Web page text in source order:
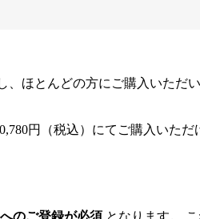
、ほとんどの方にご購入いただ
円（税込）にてご購入いただ
のご登録が必須 となります。